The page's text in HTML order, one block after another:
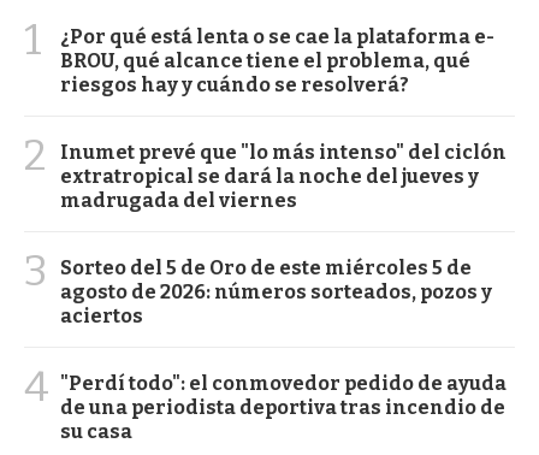
1
¿Por qué está lenta o se cae la plataforma e-
BROU, qué alcance tiene el problema, qué
riesgos hay y cuándo se resolverá?
2
Inumet prevé que "lo más intenso" del ciclón
extratropical se dará la noche del jueves y
madrugada del viernes
3
Sorteo del 5 de Oro de este miércoles 5 de
agosto de 2026: números sorteados, pozos y
aciertos
4 "Perdí todo": el conmovedor pedido de ayuda
de una periodista deportiva tras incendio de
su casa